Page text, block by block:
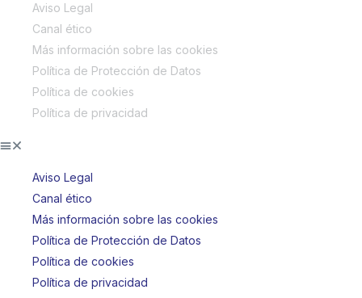
Aviso Legal
Canal ético
Más información sobre las cookies
Política de Protección de Datos
Política de cookies
Política de privacidad
Aviso Legal
Canal ético
Más información sobre las cookies
Política de Protección de Datos
Política de cookies
Política de privacidad